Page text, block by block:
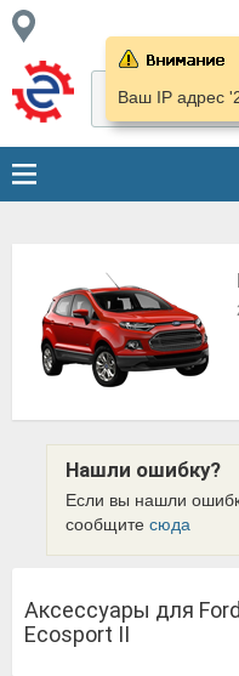
Ваш IP адрес
Нашли ошибку?
Если вы нашли
сообщите сюда
Аксессуары для Ford
Ecosport II